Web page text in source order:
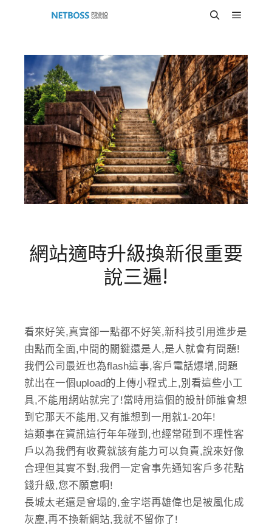
網站適時升級換新很重要
說三遍!
看來好笑,真實卻一點都不好笑,新科技引用進步是
由點而全面,中間的關鍵還是人,是人就會有問題!
我們公司最近也為flash這事,客戶電話爆增,問題
就出在一個upload的上傳小程式上,別看這些小工
具,不能用網站就完了!當時用這個的設計師誰會想
到它那天不能用,又有誰想到一用就1-20年!
這類事在資訊這行年年碰到,也經常碰到不理性客
戶以為我們有收費就該有能力可以負責,說來好像
合理但其實不對,我們一定會事先通知客戶多花點
錢升級,您不願意啊!
長城太老還是會塌的,金字塔再雄偉也是被風化成
灰塵,再不換新網站,我就不留你了!